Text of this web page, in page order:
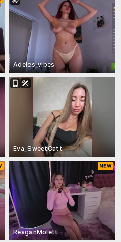
Adeles_vibes
Eva_SweetCatt
ReaganMolett